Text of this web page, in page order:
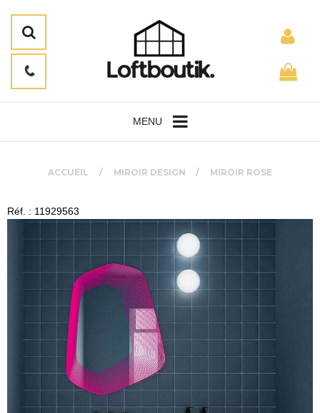
MENU
ACCUEIL MIROIR DESIGN MIROIR ROSE
Réf. : 11929563